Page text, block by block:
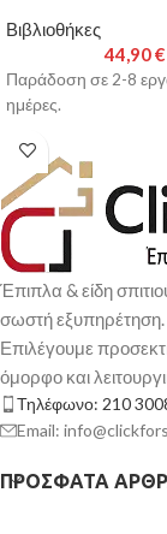
Βιβλιοθήκες
44,90€
Παράδοση σε 2-8
ημέρες.
Έπιπλα & είδη
σωστή εξυπηρέτηση.
Επιλέγουμε
όμορφο και
Τηλέφωνο: 210
Email:
ΠΡΌΣΦΑΤΑ